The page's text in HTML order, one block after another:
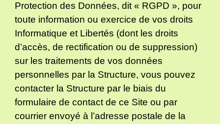
Protection des Données, dit « RGPD », pour
toute information ou exercice de vos droits
Informatique et Libertés (dont les droits
d’accès, de rectification ou de suppression)
sur les traitements de vos données
personnelles par la Structure, vous pouvez
contacter la Structure par le biais du
formulaire de contact de ce Site ou par
courrier envoyé à l’adresse postale de la